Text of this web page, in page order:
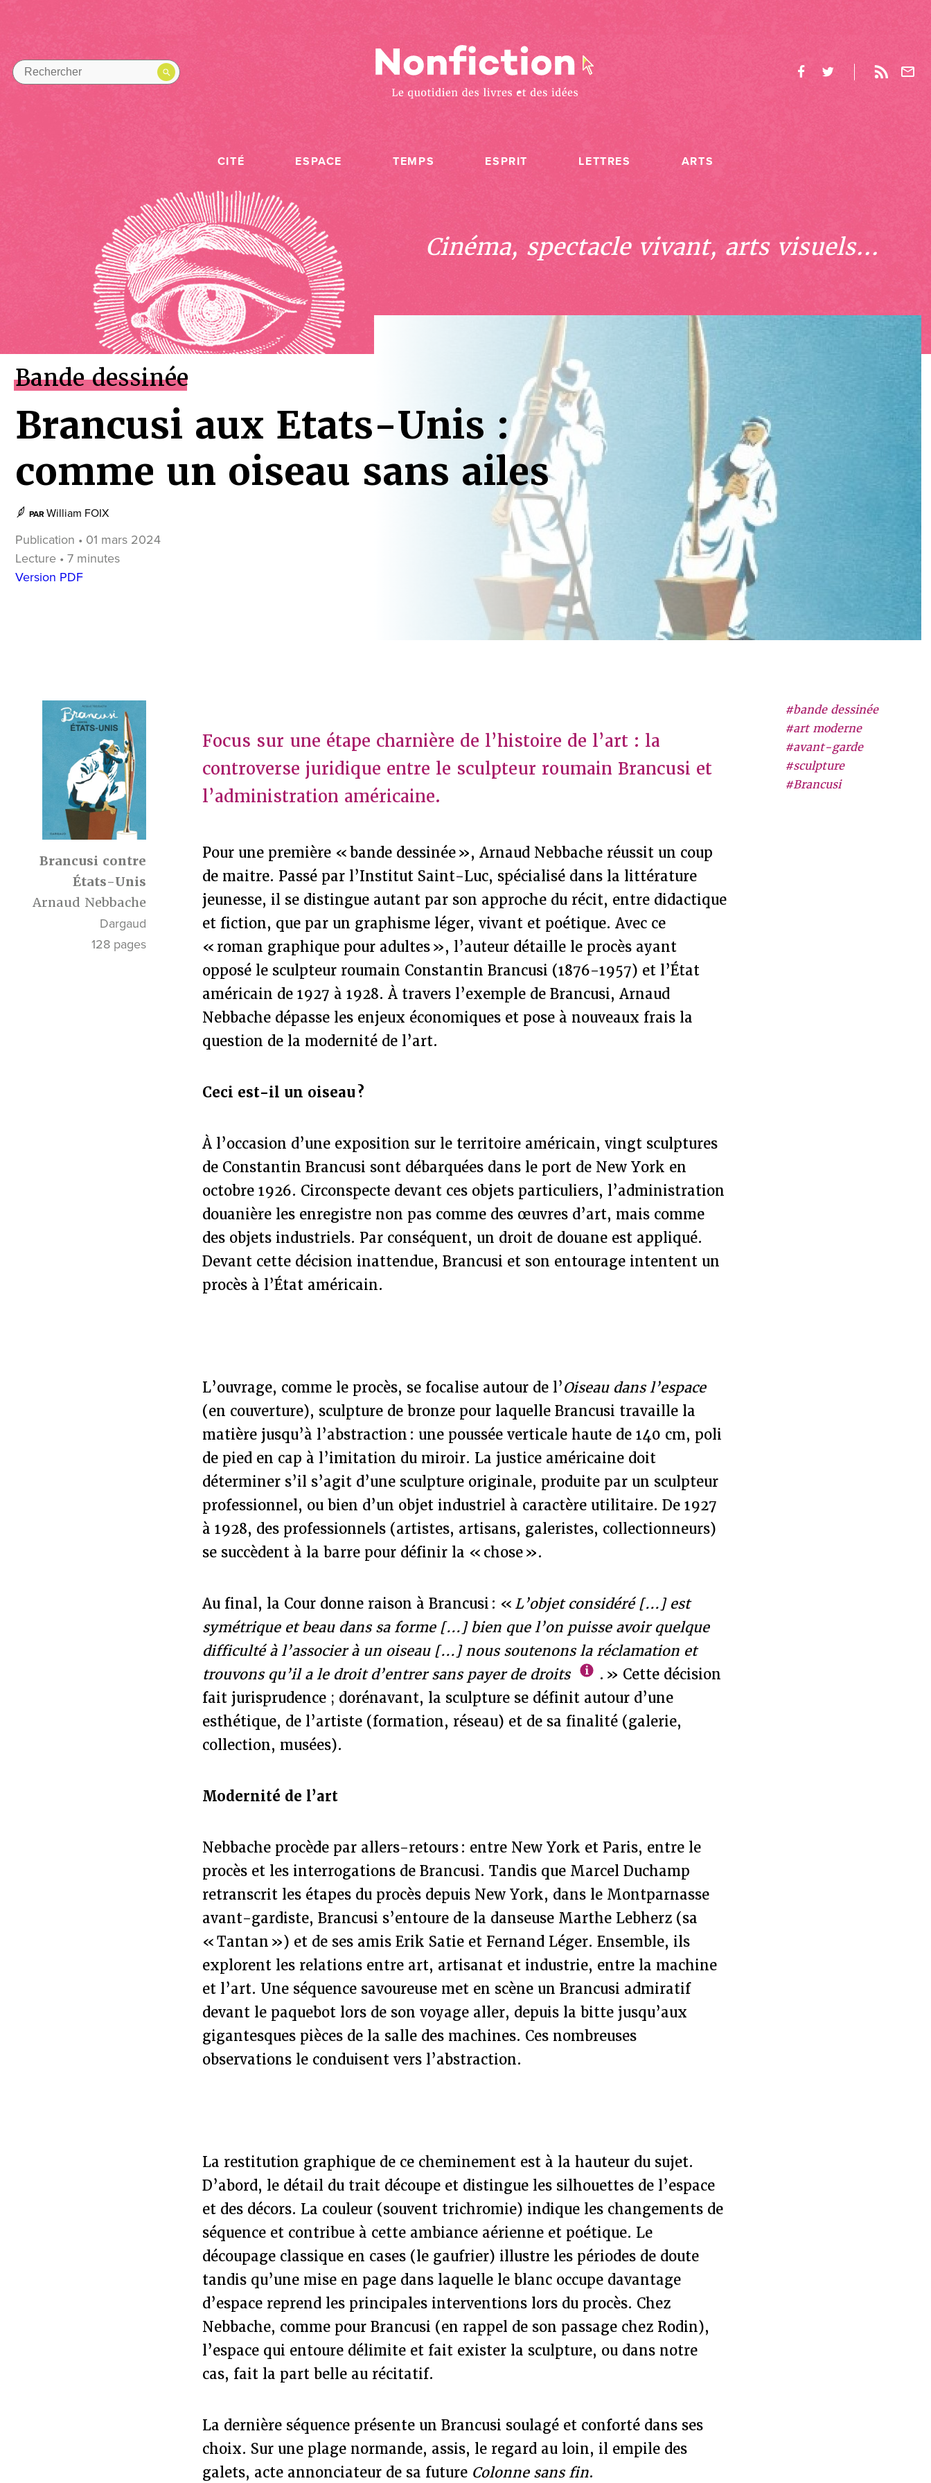
CITÉ ESPACE TEMPS ESPRIT LETTRES ARTS
Cinéma, spectacle vivant, arts visuels...
Bande dessinée
Brancusi aux Etats-Unis :
comme un oiseau sans ailes
PAR William FOIX
Publication • 01 mars 2024
Lecture • 7 minutes
Version PDF
Brancusi contre
États-Unis
Arnaud Nebbache
Dargaud
128 pages
#bande dessinée
#art moderne
#avant-garde
#sculpture
#Brancusi
Focus sur une étape charnière de l’histoire de l’art : la
controverse juridique entre le sculpteur roumain Brancusi et
l’administration américaine.
Pour une première « bande dessinée », Arnaud Nebbache réussit un coup
de maitre. Passé par l’Institut Saint-Luc, spécialisé dans la littérature
jeunesse, il se distingue autant par son approche du récit, entre didactique
et fiction, que par un graphisme léger, vivant et poétique. Avec ce
« roman graphique pour adultes », l’auteur détaille le procès ayant
opposé le sculpteur roumain Constantin Brancusi (1876-1957) et l’État
américain de 1927 à 1928. À travers l’exemple de Brancusi, Arnaud
Nebbache dépasse les enjeux économiques et pose à nouveaux frais la
question de la modernité de l’art.
Ceci est-il un oiseau ?
À l’occasion d’une exposition sur le territoire américain, vingt sculptures
de Constantin Brancusi sont débarquées dans le port de New York en
octobre 1926. Circonspecte devant ces objets particuliers, l’administration
douanière les enregistre non pas comme des œuvres d’art, mais comme
des objets industriels. Par conséquent, un droit de douane est appliqué.
Devant cette décision inattendue, Brancusi et son entourage intentent un
procès à l’État américain.
L’ouvrage, comme le procès, se focalise autour de l’Oiseau dans l’espace
(en couverture), sculpture de bronze pour laquelle Brancusi travaille la
matière jusqu’à l’abstraction : une poussée verticale haute de 140 cm, poli
de pied en cap à l’imitation du miroir. La justice américaine doit
déterminer s’il s’agit d’une sculpture originale, produite par un sculpteur
professionnel, ou bien d’un objet industriel à caractère utilitaire. De 1927
à 1928, des professionnels (artistes, artisans, galeristes, collectionneurs)
se succèdent à la barre pour définir la « chose ».
Au final, la Cour donne raison à Brancusi : « L’objet considéré [...] est
symétrique et beau dans sa forme [...] bien que l’on puisse avoir quelque
difficulté à l’associer à un oiseau [...] nous soutenons la réclamation et
trouvons qu’il a le droit d’entrer sans payer de droits
. » Cette décision
fait jurisprudence ; dorénavant, la sculpture se définit autour d’une
esthétique, de l’artiste (formation, réseau) et de sa finalité (galerie,
collection, musées).
Modernité de l’art
Nebbache procède par allers-retours : entre New York et Paris, entre le
procès et les interrogations de Brancusi. Tandis que Marcel Duchamp
retranscrit les étapes du procès depuis New York, dans le Montparnasse
avant-gardiste, Brancusi s’entoure de la danseuse Marthe Lebherz (sa
« Tantan ») et de ses amis Erik Satie et Fernand Léger. Ensemble, ils
explorent les relations entre art, artisanat et industrie, entre la machine
et l’art. Une séquence savoureuse met en scène un Brancusi admiratif
devant le paquebot lors de son voyage aller, depuis la bitte jusqu’aux
gigantesques pièces de la salle des machines. Ces nombreuses
observations le conduisent vers l’abstraction.
La restitution graphique de ce cheminement est à la hauteur du sujet.
D’abord, le détail du trait découpe et distingue les silhouettes de l’espace
et des décors. La couleur (souvent trichromie) indique les changements de
séquence et contribue à cette ambiance aérienne et poétique. Le
découpage classique en cases (le gaufrier) illustre les périodes de doute
tandis qu’une mise en page dans laquelle le blanc occupe davantage
d’espace reprend les principales interventions lors du procès. Chez
Nebbache, comme pour Brancusi (en rappel de son passage chez Rodin),
l’espace qui entoure délimite et fait exister la sculpture, ou dans notre
cas, fait la part belle au récitatif.
La dernière séquence présente un Brancusi soulagé et conforté dans ses
choix. Sur une plage normande, assis, le regard au loin, il empile des
galets, acte annonciateur de sa future Colonne sans fin.